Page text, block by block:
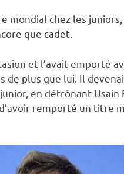
mondial chez les
que cadet.
et l’avait emporté
de plus que lui. Il
en détrônant Usain
remporté un titre